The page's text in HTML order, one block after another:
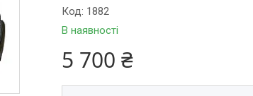
В наявності
Код: 1882
5 700 ₴